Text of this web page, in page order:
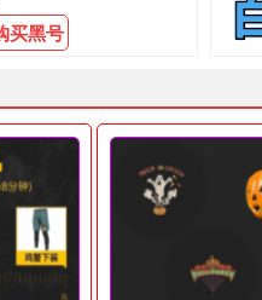
买黑号